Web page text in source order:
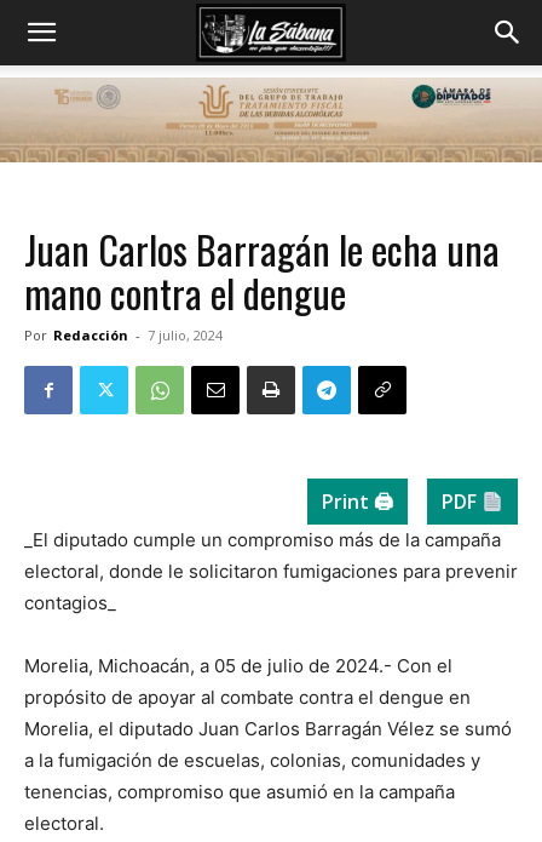
Juan Carlos Barragán le echa una
mano contra el dengue
Por Redacción - 7 julio, 2024
Print 🖨 PDF
_El diputado cumple un compromiso más de la campaña
electoral, donde le solicitaron fumigaciones para prevenir
contagios_
Morelia, Michoacán, a 05 de julio de 2024.- Con el
propósito de apoyar al combate contra el dengue en
Morelia, el diputado Juan Carlos Barragán Vélez se sumó
a la fumigación de escuelas, colonias, comunidades y
tenencias, compromiso que asumió en la campaña
electoral.